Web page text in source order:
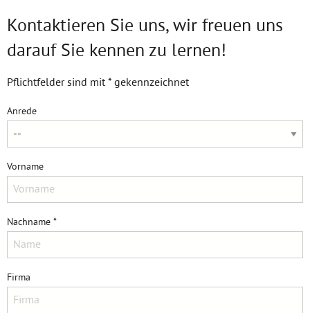
Kontaktieren Sie uns, wir freuen uns
darauf Sie kennen zu lernen!
Pflichtfelder sind mit * gekennzeichnet
Anrede
Vorname
Nachname *
Firma